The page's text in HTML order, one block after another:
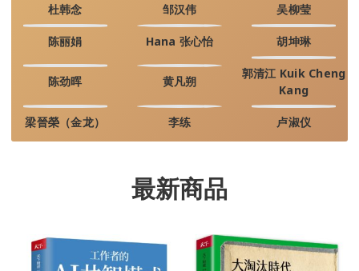
杜韩念 邹汉伟 吴柳莹
陈丽娟 Hana 张心怡 胡坤琳
陈劲晖 黄凡朔
郭清江 Kuik Cheng
Kang
梁晉榮（金龙） 李练 卢淑仪
最新商品